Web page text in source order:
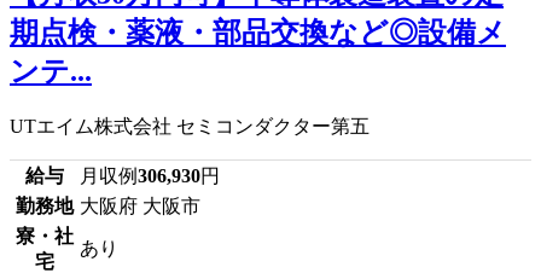
期点検・薬液・部品交換など◎設備メ
ンテ...
UTエイム株式会社 セミコンダクター第五
給与 月収例306,930円
勤務地 大阪府 大阪市
寮・社
宅
あり